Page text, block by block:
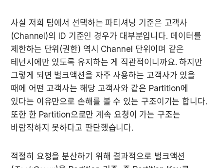
사실 저희 팀에서 선택하는 파티셔닝 기준은 고객사
(Channel)의 ID 기준인 경우가 대부분입니다. 데이터를
제한하는 단위(권한) 역시 Channel 단위이며 같은
테넌시에만 있도록 유지하는 게 직관적이니까요. 하지만
그렇게 되면 벌크액션을 자주 사용하는 고객사가 있을
때에 어떤 고객사는 해당 고객사와 같은 Partition에
있다는 이유만으로 손해를 볼 수 있는 구조이기는 합니다.
또한 한 Partition으로만 계속 요청이 가는 구조는
바람직하지 못하다고 판단했습니다.
적절히 요청을 분산하기 위해 결과적으로 벌크액션